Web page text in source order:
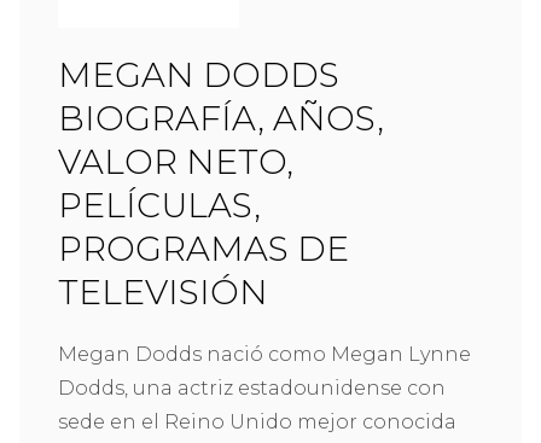
MEGAN DODDS
BIOGRAFÍA, AÑOS,
VALOR NETO,
PELÍCULAS,
PROGRAMAS DE
TELEVISIÓN
Megan Dodds nació como Megan Lynne
Dodds, una actriz estadounidense con
sede en el Reino Unido mejor conocida